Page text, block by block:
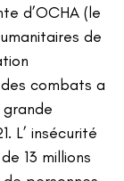
d’OCHA (le
de
combats a
L’ insécurité
13 millions